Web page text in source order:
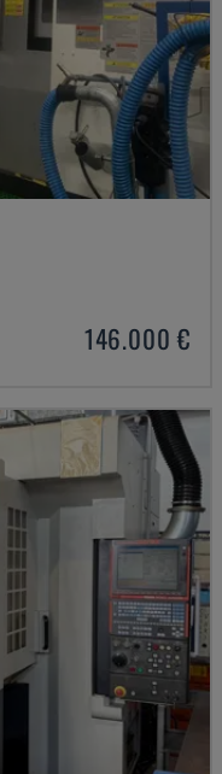
146.000 €